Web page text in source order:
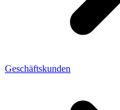
Geschäftskunden